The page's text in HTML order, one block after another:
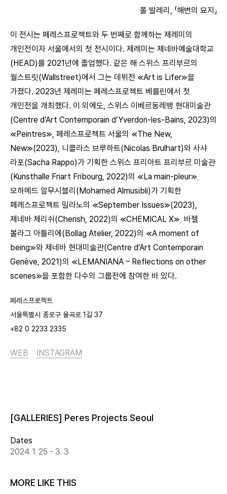
폴 발레리, 「해변의 묘지」
이 전시는 페레스프로젝트와 두 번째로 함께하는 제레미의
개인전이자 서울에서의 첫 전시이다. 제레미는 제네바예술대학교
(HEAD)를 2021년에 졸업했다. 같은 해 스위스 프리부르의
월스트릿(Wallstreet)에서 그는 데뷔전 ≪Art is Lifer≫을
가졌다. 2023년 제레미는 페레스프로젝트 베를린에서 첫
개인전을 개최했다. 이 외에도, 스위스 이베르동레뱅 현대미술관
(Centre d’Art Contemporain d’Yverdon-les-Bains, 2023)의
≪Peintres≫, 페레스프로젝트 서울의 ≪The New,
New≫(2023), 니콜라스 브루하트(Nicolas Brulhart)와 사샤
라포(Sacha Rappo)가 기획한 스위스 프리아트 프리부르 미술관
(Kunsthalle Friart Fribourg, 2022)의 ≪La main-pleur≫,
모하메드 알무시블리(Mohamed Almusibli)가 기획한
페레스프로젝트 밀라노의 ≪September Issues≫(2023),
제네바 체리쉬(Cherish, 2022)의 ≪CHEMICAL X≫, 바젤
볼라그 아틀리에(Bollag Atelier, 2022)의 ≪A moment of
being≫와 제네바 현대미술관(Centre d’Art Contemporain
Genève, 2021)의 ≪LEMANIANA – Reflections on other
scenes≫을 포함한 다수의 그룹전에 참여한 바 있다.
페레스프로젝트
서울특별시 종로구 율곡로 1길 37
+82 0 2233 2335
WEB INSTAGRAM
[GALLERIES] Peres Projects Seoul
Dates
2024. 1. 25 - 3. 3
MORE LIKE THIS